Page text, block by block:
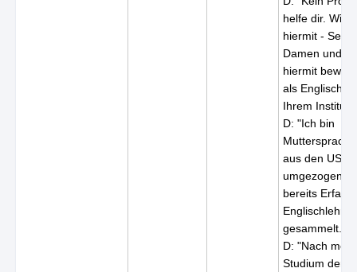
helfe dir. Wie
hiermit - Sehr
Damen und
hiermit
als
Ihrem Institut."
D: "Ich bin
aus den USA
umgezogen,
bereits
Englischlehrer
gesammelt."
D: "Nach
Studium der